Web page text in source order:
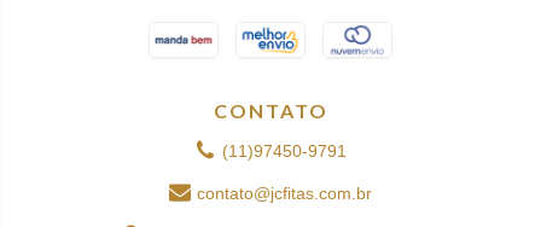
CONTATO
(11)97450-9791
contato@jcfitas.com.br